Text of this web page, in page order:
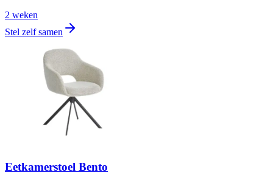
2 weken
Stel zelf samen
Eetkamerstoel Bento